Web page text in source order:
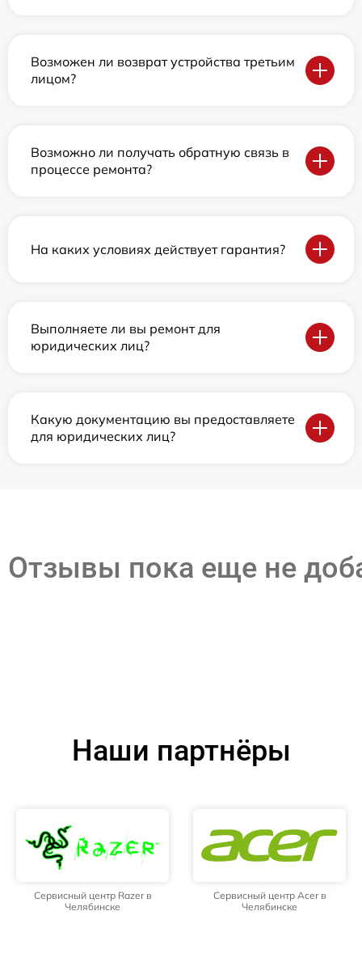
Возможен ли возврат устройства третьим
лицом?
Возможно ли получать обратную связь в
процессе ремонта?
На каких условиях действует гарантия?
Выполняете ли вы ремонт для
юридических лиц?
Какую документацию вы предоставляете
для юридических лиц?
Отзывы пока еще не
Наши партнёры
Сервисный центр Razer в
Челябинске
Сервисный центр Acer в
Челябинске